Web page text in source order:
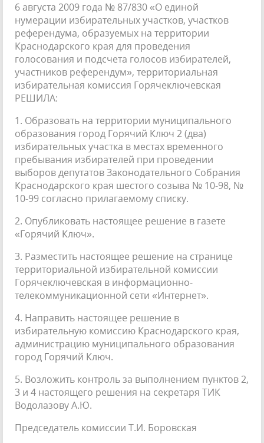
6 августа 2009 года № 87/830 «О единой
нумерации избирательных участков, участков
референдума, образуемых на территории
Краснодарского края для проведения
голосования и подсчета голосов избирателей,
участников референдум», территориальная
избирательная комиссия Горячеключевская
РЕШИЛА:
1. Образовать на территории муниципального
образования город Горячий Ключ 2 (два)
избирательных участка в местах временного
пребывания избирателей при проведении
выборов депутатов Законодательного Собрания
Краснодарского края шестого созыва № 10-98, №
10-99 согласно прилагаемому списку.
2. Опубликовать настоящее решение в газете
«Горячий Ключ».
3. Разместить настоящее решение на странице
территориальной избирательной комиссии
Горячеключевская в информационно-
телекоммуникационной сети «Интернет».
4. Направить настоящее решение в
избирательную комиссию Краснодарского края,
администрацию муниципального образования
город Горячий Ключ.
5. Возложить контроль за выполнением пунктов 2,
3 и 4 настоящего решения на секретаря ТИК
Водолазову А.Ю.
Председатель комиссии Т.И. Боровская